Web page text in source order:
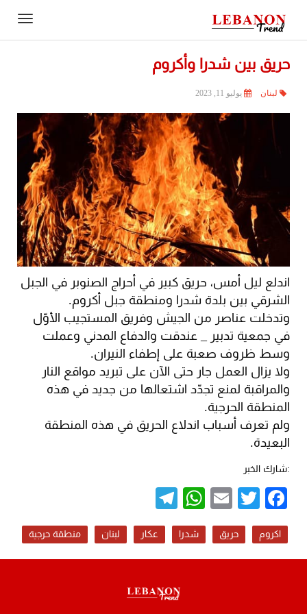
حريق بين شدرا وأكروم
لبنان يوليو 11, 2023
اندلع ليل أمس، حريق كبير في أحراج الصنوبر في الجبل
الشرقي بين بلدة شدرا ومنطقة جبل أكروم.
وتدخلت عناصر من الجيش وفريق المستجيب الأوّل
في جمعية تدبير _ عندقت والدفاع المدني وعملت
وسط ظروف صعبة على إطفاء النيران.
ولا يزال العمل جار حتى الآن على تبريد مواقع النار
والمراقبة لمنع تجدّد اشتعالها من جديد في هذه
المنطقة الحرجية.
ولم تعرف أسباب اندلاع الحريق في هذه المنطقة
البعيدة.
:شارك الخبر
Facebook
Twitter
Email
WhatsApp
اكروم حريق شدرا عكار لبنان منطقة حرجية
Contact
Us